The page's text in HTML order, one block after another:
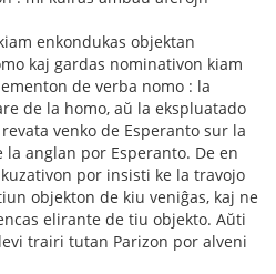
enkondukas objektan
kaj gardas nominativon kiam
de verba nomo : la
de la homo, aŭ la ekspluatado
venko de Esperanto sur la
anglan por Esperanto. De en
por insisti ke la travojo
objekton de kiu veniĝas, kaj ne
elirante de tiu objekto. Aŭti
trairi tutan Parizon por alveni